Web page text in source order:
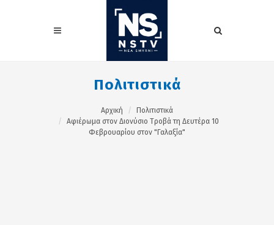
Πολιτιστικά
Αρχική
Πολιτιστικά
Αφιέρωμα στον Διονύσιο Τροβά τη Δευτέρα 10
Φεβρουαρίου στον "Γαλαξία"